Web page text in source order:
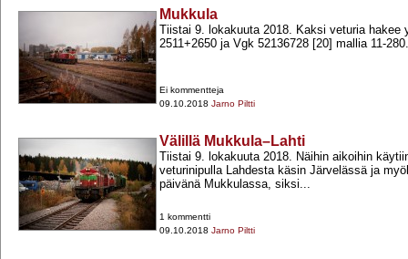
Mukkula
Tiistai 9. lokakuuta 2018. Kaksi veturia hakee
2511+​2650 ja Vgk 52136728 [20] mallia 11-​
Ei kommentteja
09.10.2018 Jarno Piltti
Välillä Mukkula–Lahti
Tiistai 9. lokakuuta 2018. Näihin aikoihin
veturinipulla Lahdesta käsin Järvelässä ja
päivänä Mukkulassa, siksi...
1 kommentti
09.10.2018 Jarno Piltti